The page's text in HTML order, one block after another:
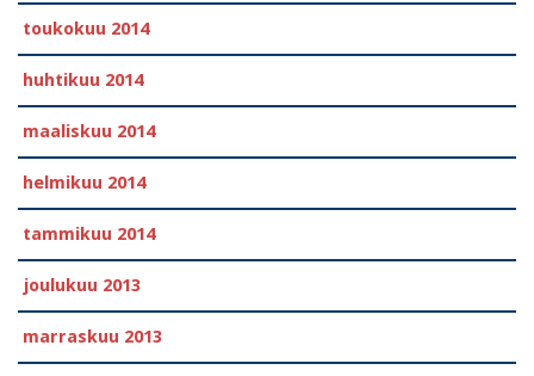
toukokuu 2014
huhtikuu 2014
maaliskuu 2014
helmikuu 2014
tammikuu 2014
joulukuu 2013
marraskuu 2013